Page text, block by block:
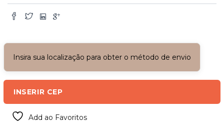
quantidade
Insira sua localização para obter o método de envio
INSERIR CEP
Add ao Favoritos